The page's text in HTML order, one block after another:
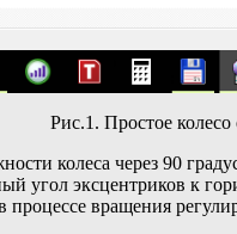
Рис.1. Простое
колеса через 90
эксцентриков к
вращения